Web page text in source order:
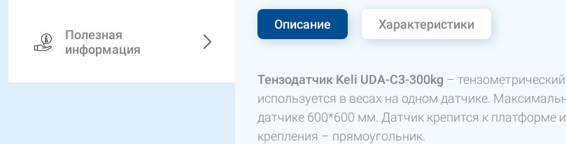
Полезная
информация
Описание Характеристики
Тензодатчик Keli UDA-C3-300kg –
используется в весах на одном датчике.
датчике 600*600 мм. Датчик крепится к
крепления – прямоугольник.